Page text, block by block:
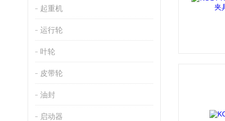
起重机
运行轮
叶轮
皮带轮
油封
启动器